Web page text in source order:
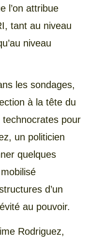
l’on attribue
tant au niveau
niveau
les sondages,
à la tête du
technocrates pour
un politicien
quelques
d’un
au pouvoir.
Rodriguez,